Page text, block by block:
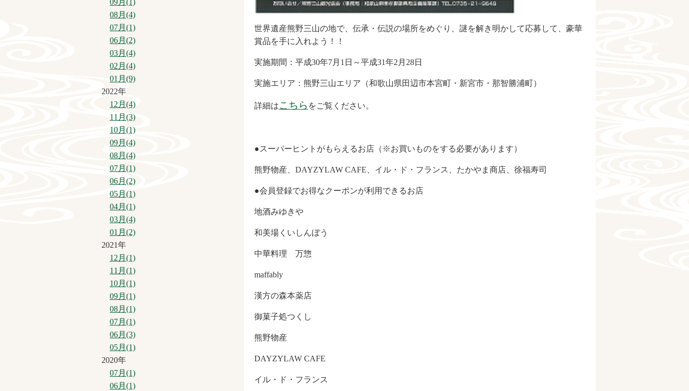
世界遺産熊野三山の地で、伝承・伝説の場所をめぐり、謎を解き明かして応募して、豪華
賞品を手に入れよう！！
実施期間：平成30年7月1日～平成31年2月28日
実施エリア：熊野三山エリア（和歌山県田辺市本宮町・新宮市・那智勝浦町）
詳細はこちら をご覧ください。
●スーパーヒントがもらえるお店（※お買いものをする必要があります）
熊野物産、DAYZYLAW CAFE、イル・ド・フランス、たかやま商店、徐福寿司
●会員登録でお得なクーポンが利用できるお店
地酒みゆきや
和美場くいしんぼう
中華料理 万惣
maffably
漢方の森本薬店
御菓子処つくし
熊野物産
DAYZYLAW CAFE
イル・ド・フランス
09月(1)
08月(4)
07月(1)
06月(2)
03月(4)
02月(4)
01月(9)
2022年
12月(4)
11月(3)
10月(1)
09月(4)
08月(4)
07月(1)
06月(2)
05月(1)
04月(1)
03月(4)
01月(2)
2021年
12月(1)
11月(1)
10月(1)
09月(1)
08月(1)
07月(1)
06月(3)
05月(1)
2020年
07月(1)
06月(1)